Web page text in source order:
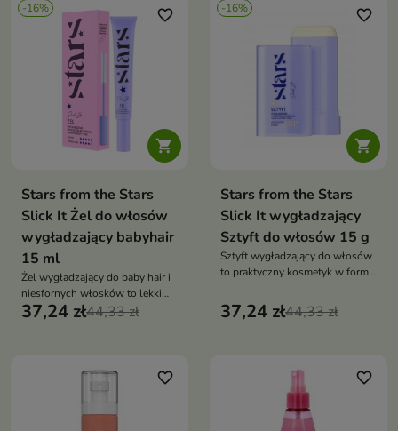
rozświetlenie
wielowymiarowym drobinkom
-16%

favorite_border
Stars from the Stars
Slick It Żel do włosów
wygładzający babyhair
15 ml
Żel wygładzający do baby hair i
niesfornych włosków to lekki
kosmetyk stylizujący, który
elastyczne utrwalenie bez efektu
37,24 zł44,33 zł
-16%

favorite_border
Stars from the Stars
Slick It wygładzający
Sztyft do włosów 15 g
Sztyft wygładzający do włosów
to praktyczny kosmetyk w formie
ujarzmia baby hair, wygładza
puszące się włosy i nadaje im
37,24 zł44,33 zł
favorite_border favorite_border